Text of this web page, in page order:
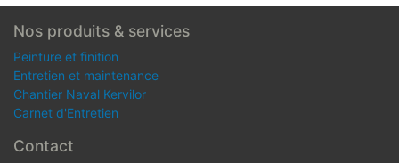
Nos produits & services
Peinture et finition
Entretien et maintenance
Chantier Naval Kervilor
Carnet d'Entretien
Contact